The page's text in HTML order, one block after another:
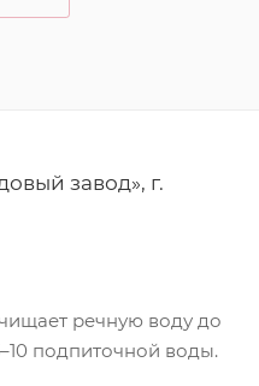
завод», г.
речную воду до
подпиточной воды.